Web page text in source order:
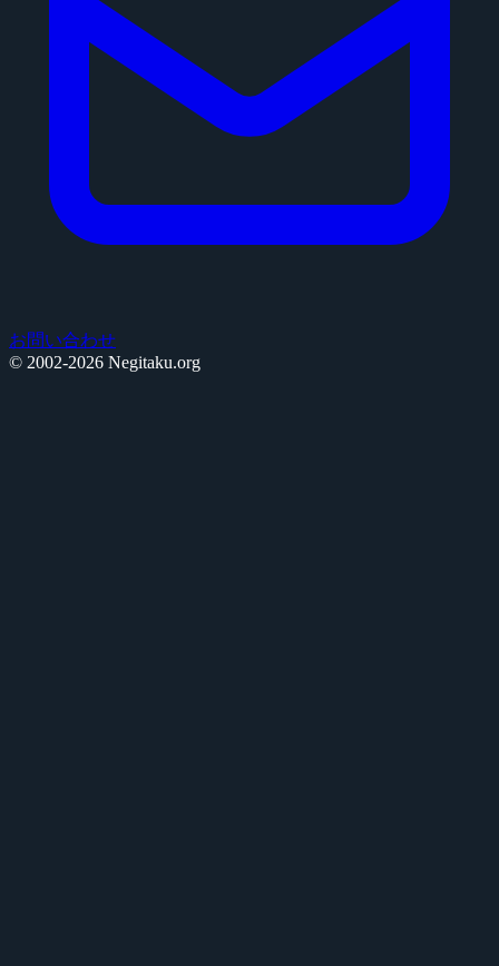
お問い合わせ
© 2002-2026 Negitaku.org